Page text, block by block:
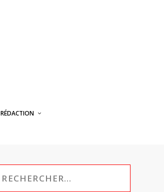
RÉDACTION